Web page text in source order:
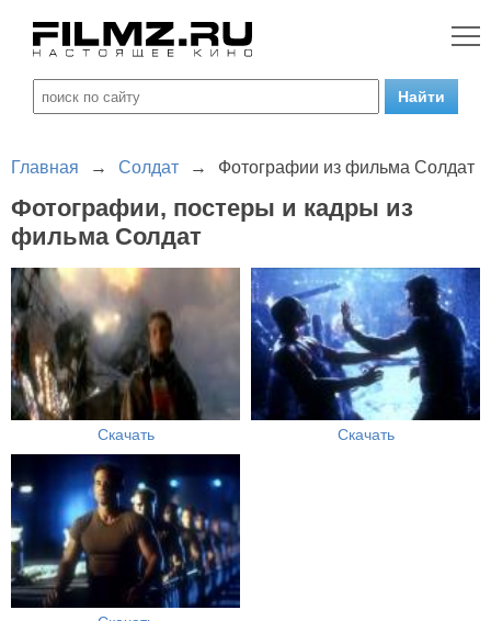
Главная → Солдат → Фотографии из фильма Солдат
Фотографии, постеры и кадры из
фильма Солдат
Скачать Скачать